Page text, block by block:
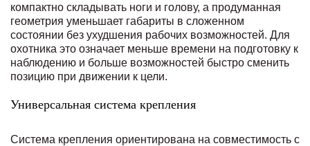
компактно складывать ноги и голову, а продуманная
геометрия уменьшает габариты в сложенном
состоянии без ухудшения рабочих возможностей. Для
охотника это означает меньше времени на подготовку к
наблюдению и больше возможностей быстро сменить
позицию при движении к цели.
Универсальная система крепления
Система крепления ориентирована на совместимость с